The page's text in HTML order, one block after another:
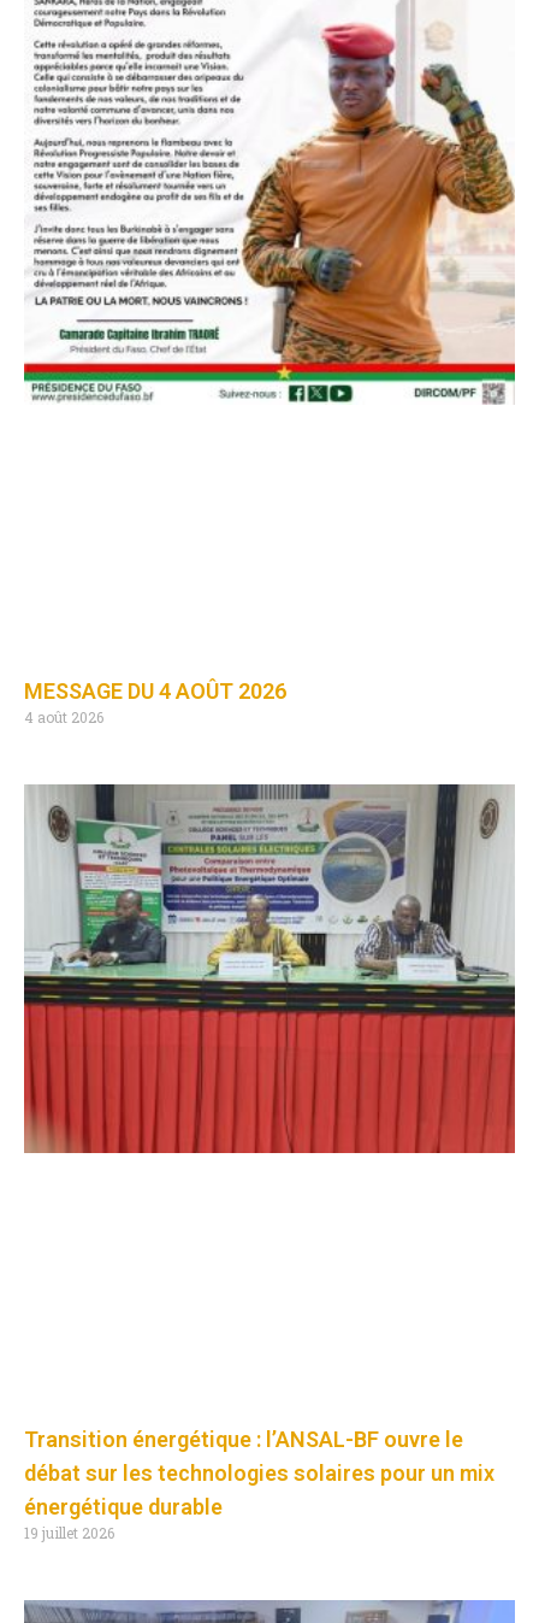
MESSAGE DU 4 AOÛT 2026
4 août 2026
Transition énergétique : l’ANSAL-BF ouvre le
débat sur les technologies solaires pour un mix
énergétique durable
19 juillet 2026